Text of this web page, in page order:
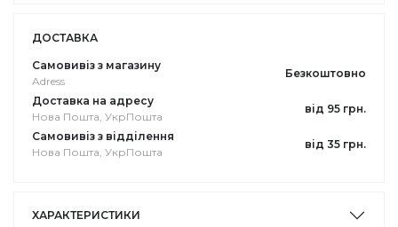
ДОСТАВКА
Самовивіз з магазину
Adress
Безкоштовно
Доставка на адресу
Нова Пошта, УкрПошта
від 95 грн.
Самовивіз з відділення
Нова Пошта, УкрПошта
від 35 грн.
ХАРАКТЕРИСТИКИ